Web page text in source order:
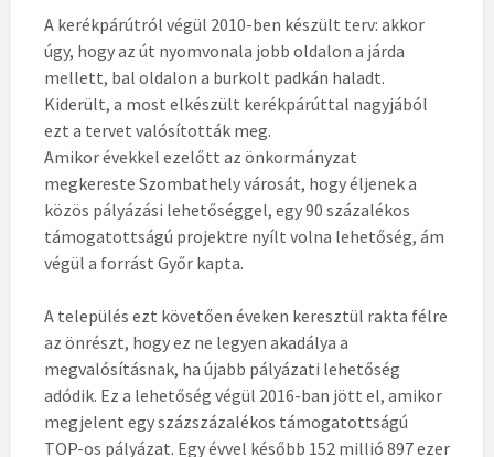
A kerékpárútról végül 2010-ben készült terv: akkor
úgy, hogy az út nyomvonala jobb oldalon a járda
mellett, bal oldalon a burkolt padkán haladt.
Kiderült, a most el­készült kerékpárúttal nagyjából
ezt a tervet valósították meg.
Amikor évekkel ezelőtt az önkormányzat
megkereste Szombathely városát, hogy éljenek a
közös pályázási lehetőséggel, egy 90 százalékos
támogatottságú projektre nyílt volna lehetőség, ám
végül a forrást Győr kapta.
A település ezt követően éveken keresztül rakta félre
az önrészt, hogy ez ne legyen akadálya a
megvalósításnak, ha újabb pályázati lehetőség
adódik. Ez a lehetőség végül 2016-ban jött el, amikor
megjelent egy százszázalékos támogatottságú
TOP-os pályázat. Egy évvel később 152 millió 897 ezer